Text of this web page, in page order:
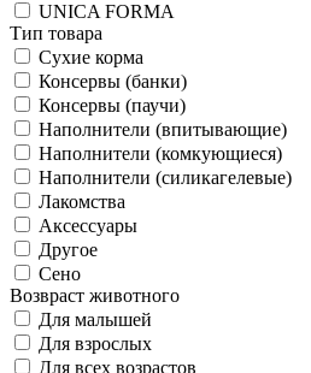
UNICA FORMA
Тип товара
Сухие корма
Консервы (банки)
Консервы (паучи)
Наполнители (впитывающие)
Наполнители (комкующиеся)
Наполнители (силикагелевые)
Лакомства
Аксессуары
Другое
Сено
Возвраст животного
Для малышей
Для взрослых
Для всех возрастов